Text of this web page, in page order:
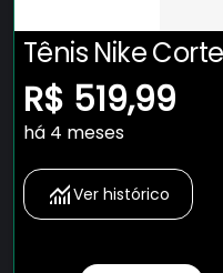
Tênis Nike
R$ 519,99
há 4 meses
Ver histórico